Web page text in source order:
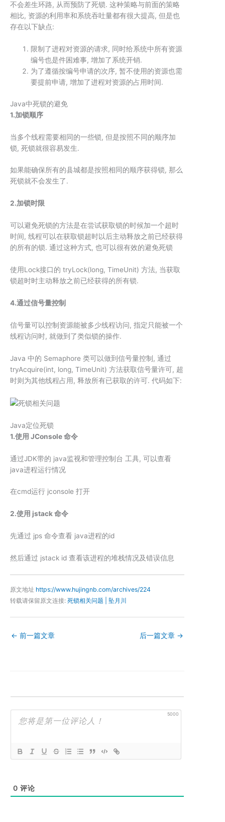
不会差生环路, 从而预防了死锁. 这种策略与前面的策略
相比, 资源的利用率和系统吞吐量都有很大提高, 但是也
存在以下缺点:
限制了进程对资源的请求, 同时给系统中所有资源
编号也是件困难事, 增加了系统开销.
为了遵循按编号申请的次序, 暂不使用的资源也需
要提前申请, 增加了进程对资源的占用时间.
Java中死锁的避免
1.加锁顺序
当多个线程需要相同的一些锁, 但是按照不同的顺序加
锁, 死锁就很容易发生.
如果能确保所有的县城都是按照相同的顺序获得锁, 那么
死锁就不会发生了.
2.加锁时限
可以避免死锁的方法是在尝试获取锁的时候加一个超时
时间, 线程可以在获取锁超时以后主动释放之前已经获得
的所有的锁. 通过这种方式, 也可以很有效的避免死锁
使用Lock接口的 tryLock(long, TimeUnit) 方法, 当获取
锁超时时主动释放之前已经获得的所有锁.
4.通过信号量控制
信号量可以控制资源能被多少线程访问, 指定只能被一个
线程访问时, 就做到了类似锁的操作.
Java 中的 Semaphore 类可以做到信号量控制, 通过
tryAcquire(int, long, TimeUnit) 方法获取信号量许可, 超
时则为其他线程占用, 释放所有已获取的许可. 代码如下:
Java定位死锁
1.使用 JConsole 命令
通过JDK带的 java监视和管理控制台 工具, 可以查看
java进程运行情况
在cmd运行 jconsole 打开
2.使用 jstack 命令
先通过 jps 命令查看 java进程的id
然后通过 jstack id 查看该进程的堆栈情况及错误信息
原文地址 https://www.hujingnb.com/archives/224
转载请保留原文连接: 死锁相关问题 | 坠月川
← 前一篇文章 后一篇文章 →
5000
0 评论